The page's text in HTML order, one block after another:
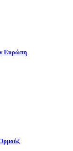
Ευρώπη